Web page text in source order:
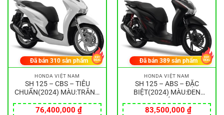
HONDA VIỆT NAM
SH 125 – CBS – TIÊU
CHUẨN(2024) MÀU:TRẮNG
76,400,000 ₫
Đã bán310 sản phẩm
HONDA VIỆT NAM
SH 125 – ABS – ĐẶC
BIỆT(2024) MÀU:ĐEN
83,500,000 ₫
Đã bán389 sản phẩm